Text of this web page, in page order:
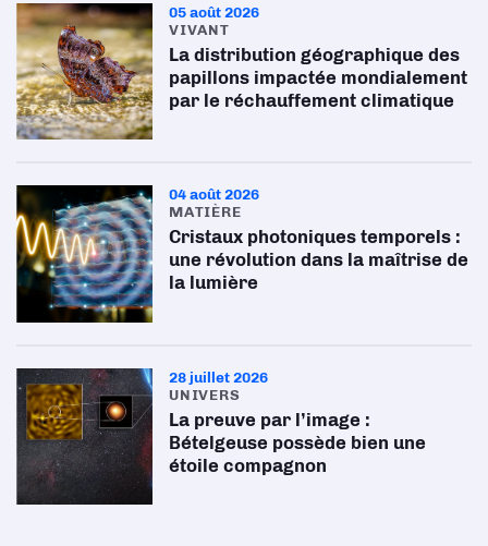
05 août 2026
VIVANT
La distribution géographique des
papillons impactée mondialement
par le réchauffement climatique
04 août 2026
MATIÈRE
Cristaux photoniques temporels :
une révolution dans la maîtrise de
la lumière
28 juillet 2026
UNIVERS
La preuve par l’image :
Bételgeuse possède bien une
étoile compagnon